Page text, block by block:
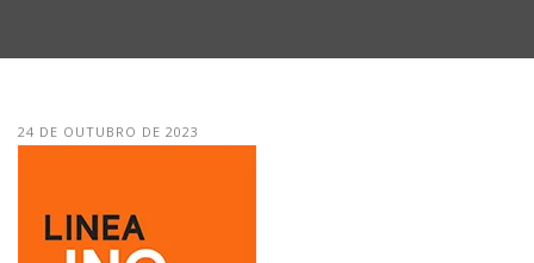
24 DE OUTUBRO DE 2023